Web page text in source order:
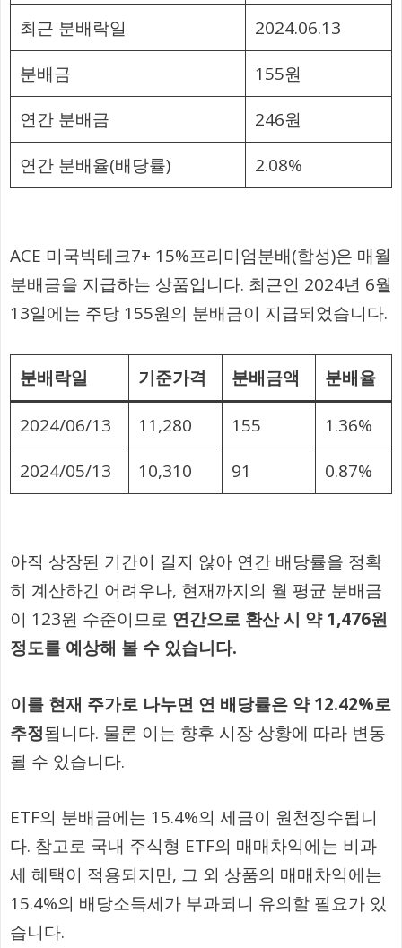
최근 분배락일
2024.06.13
분배금
155원
연간 분배금
246원
연간 분배율(배당률)
2.08%
ACE 미국빅테크7+ 15%프리미엄분배(합성)은 매월
분배금을 지급하는 상품입니다. 최근인 2024년 6월
13일에는 주당 155원의 분배금이 지급되었습니다.
분배락일 기준가격 분배금액 분배율
2024/06/13 11,280 155
1.36%
2024/05/13
10,310 91 0.87%
아직 상장된 기간이 길지 않아 연간 배당률을 정확
히 계산하긴 어려우나, 현재까지의 월 평균 분배금
이 123원 수준이므로 연간으로 환산 시 약 1,476원
정도를 예상해 볼 수 있습니다.
이를 현재 주가로 나누면 연 배당률은 약 12.42%로
추정됩니다. 물론 이는 향후 시장 상황에 따라 변동
될 수 있습니다.
ETF의 분배금에는 15.4%의 세금이 원천징수됩니
다. 참고로 국내 주식형 ETF의 매매차익에는 비과
세 혜택이 적용되지만, 그 외 상품의 매매차익에는
15.4%의 배당소득세가 부과되니 유의할 필요가 있
습니다.